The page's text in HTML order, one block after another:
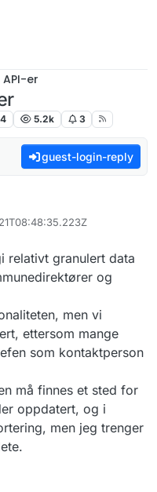
er
4 5.2k 3
guest-login-reply
relativt granulert data
og
men vi
ettersom mange
som kontaktperson
må finnes et sted for
oppdatert, og i
men jeg trenger